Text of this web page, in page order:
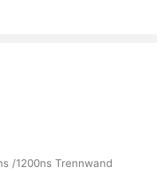
/1200ns Trennwand